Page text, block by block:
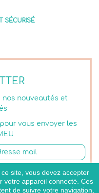
nos nouveautés et
vous envoyer les
et la politique
SÉCURISÉ
site, vous devez accepter
votre appareil connecté. Ces
de suivre votre navigation,